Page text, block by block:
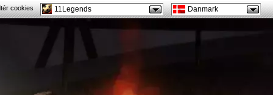
cookies 11Legends Danmark